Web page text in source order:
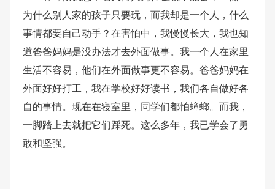
为什么别人家的孩子只要玩，而我却是一个人，什么
事情都要自己动手？在害怕中，我慢慢长大，我也知
道爸爸妈妈是没办法才去外面做事。我一个人在家里
生活不容易，他们在外面做事更不容易。爸爸妈妈在
外面好好打工，我在学校好好读书，我们各自做好各
自的事情。现在在寝室里，同学们都怕蟑螂。而我，
一脚踏上去就把它们踩死。这么多年，我已学会了勇
敢和坚强。